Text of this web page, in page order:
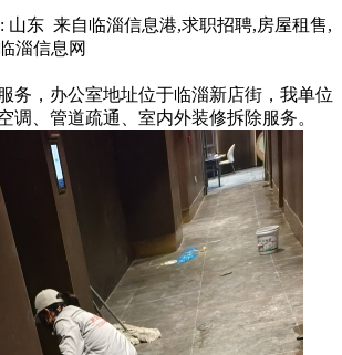
山东 来自临淄信息港,求职招聘,房屋租售,
淄信息网
务，办公室地址位于临淄新店街，我单位
调、管道疏通、室内外装修拆除服务。